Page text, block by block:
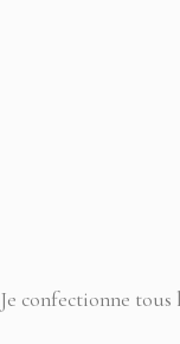
Je confectionne tous